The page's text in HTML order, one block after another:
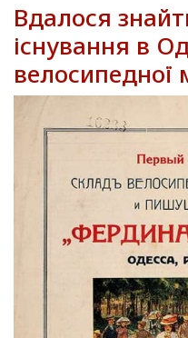
Вдалося
існування в
велосипедної